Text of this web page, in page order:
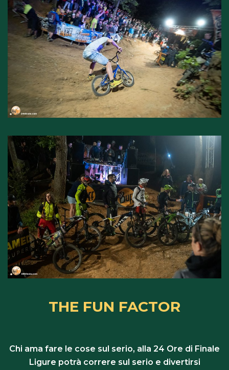
THE FUN FACTOR
Chi ama fare le cose sul serio, alla 24 Ore di Finale
Ligure potrà correre sul serio e divertirsi